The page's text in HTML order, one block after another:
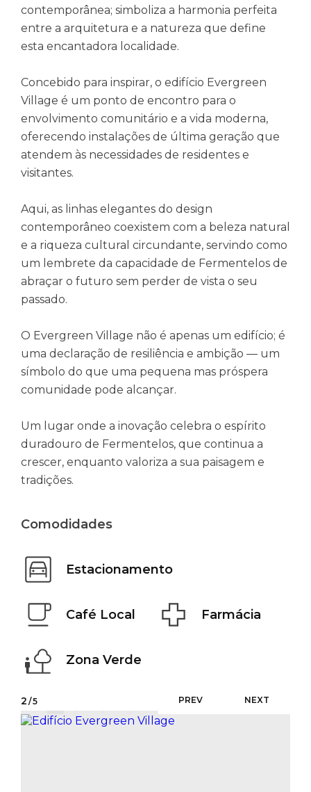
contemporânea; simboliza a harmonia perfeita
entre a arquitetura e a natureza que define
esta encantadora localidade.
Concebido para inspirar, o edifício Evergreen
Village é um ponto de encontro para o
envolvimento comunitário e a vida moderna,
oferecendo instalações de última geração que
atendem às necessidades de residentes e
visitantes.
Aqui, as linhas elegantes do design
contemporâneo coexistem com a beleza natural
e a riqueza cultural circundante, servindo como
um lembrete da capacidade de Fermentelos de
abraçar o futuro sem perder de vista o seu
passado.
O Evergreen Village não é apenas um edifício; é
uma declaração de resiliência e ambição — um
símbolo do que uma pequena mas próspera
comunidade pode alcançar.
Um lugar onde a inovação celebra o espírito
duradouro de Fermentelos, que continua a
crescer, enquanto valoriza a sua paisagem e
tradições.
Comodidades
Estacionamento
Café Local Farmácia
Zona Verde
2 /5 PREV NEXT